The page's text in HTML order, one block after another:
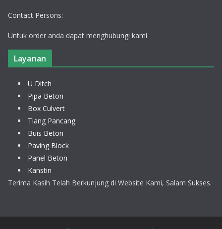
Contact Persons:
Untuk order anda dapat menghubungi kami
Layanan
U Ditch
Pipa Beton
Box Culvert
Tiang Pancang
Buis Beton
Paving Block
Panel Beton
Kanstin
Terima Kasih Telah Berkunjung di Website Kami, Salam Sukses.